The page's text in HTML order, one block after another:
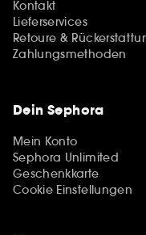
Kontakt
Lieferservices
Retoure &
Zahlungsmethoden
Dein Sephora
Mein Konto
Sephora Unlimited
Geschenkkarte
Cookie Einstellungen